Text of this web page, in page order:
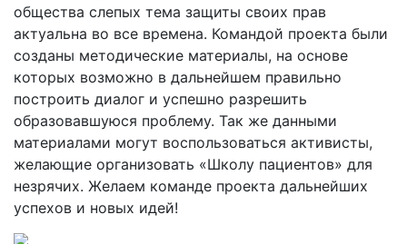
общества слепых тема защиты своих прав
актуальна во все времена. Командой проекта были
созданы методические материалы, на основе
которых возможно в дальнейшем правильно
построить диалог и успешно разрешить
образовавшуюся проблему. Так же данными
материалами могут воспользоваться активисты,
желающие организовать «Школу пациентов» для
незрячих. Желаем команде проекта дальнейших
успехов и новых идей!